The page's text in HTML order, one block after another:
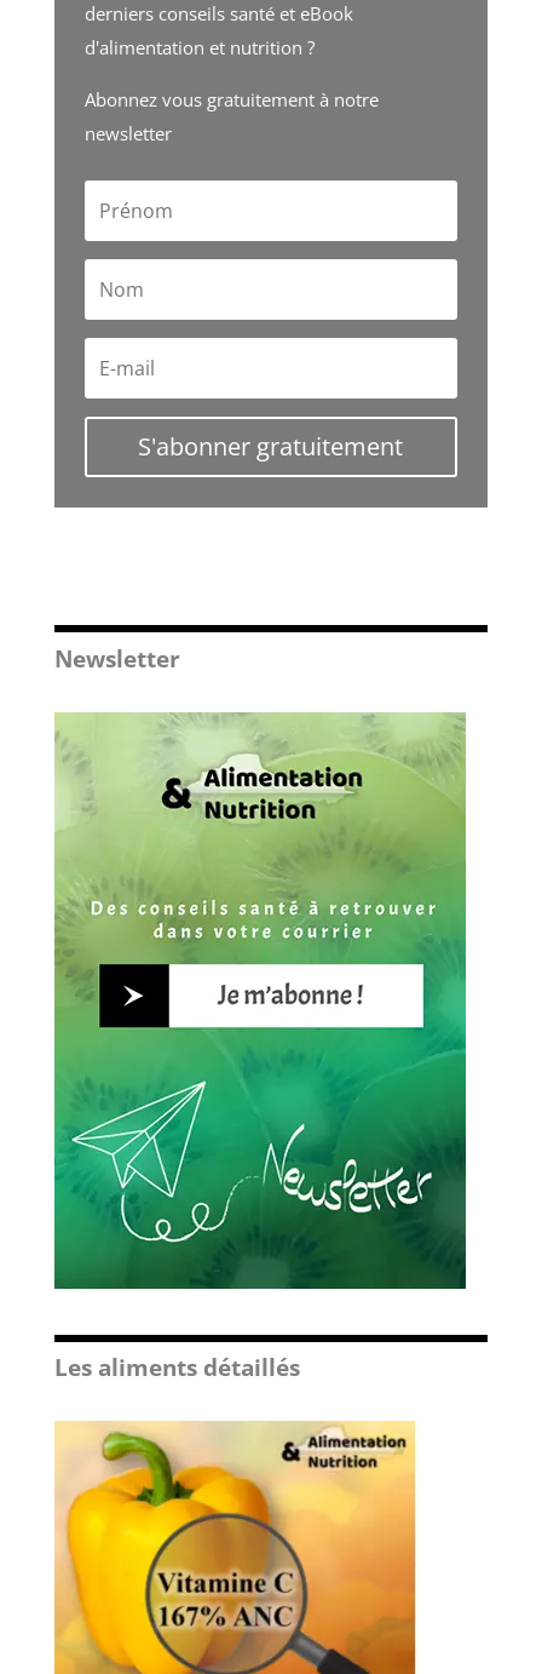
derniers conseils santé et eBook
d'alimentation et nutrition ?
Abonnez vous gratuitement à notre
newsletter
S'abonner gratuitement
Newsletter
Les aliments détaillés